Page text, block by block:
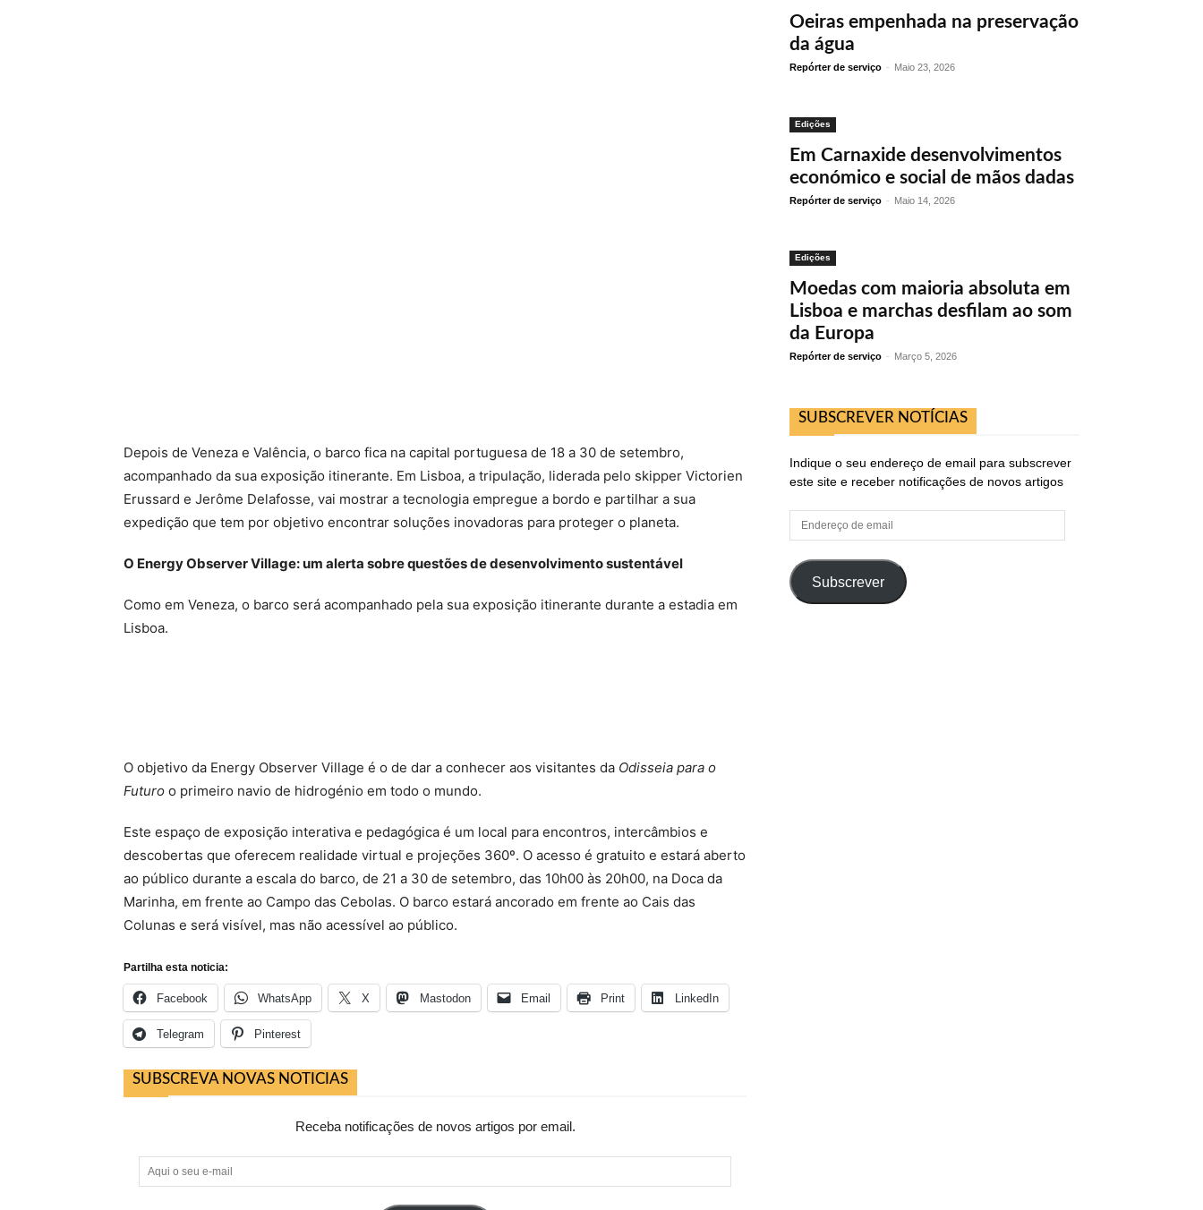
Depois de Veneza e Valência, o barco fica na capital portuguesa de 18 a 30 de setembro,
acompanhado da sua exposição itinerante. Em Lisboa, a tripulação, liderada pelo skipper Victorien
Erussard e Jerôme Delafosse, vai mostrar a tecnologia empregue a bordo e partilhar a sua
expedição que tem por objetivo encontrar soluções inovadoras para proteger o planeta.
O Energy Observer Village: um alerta sobre questões de desenvolvimento sustentável
Como em Veneza, o barco será acompanhado pela sua exposição itinerante durante a estadia em
Lisboa.
O objetivo da Energy Observer Village é o de dar a conhecer aos visitantes da Odisseia para o
Futuro o primeiro navio de hidrogénio em todo o mundo.
Este espaço de exposição interativa e pedagógica é um local para encontros, intercâmbios e
descobertas que oferecem realidade virtual e projeções 360º. O acesso é gratuito e estará aberto
ao público durante a escala do barco, de 21 a 30 de setembro, das 10h00 às 20h00, na Doca da
Marinha, em frente ao Campo das Cebolas. O barco estará ancorado em frente ao Cais das
Colunas e será visível, mas não acessível ao público.
Partilha esta noticia:
Facebook WhatsApp X Mastodon Email Print LinkedIn
Telegram Pinterest
SUBSCREVA NOVAS NOTICIAS
Receba notificações de novos artigos por email.
Aqui
o
Oeiras empenhada na preservação
da água
Repórter de serviço - Maio 23, 2026
Edições
Em Carnaxide desenvolvimentos
económico e social de mãos dadas
Repórter de serviço - Maio 14, 2026
Edições
Moedas com maioria absoluta em
Lisboa e marchas desfilam ao som
da Europa
Repórter de serviço - Março 5, 2026
SUBSCREVER NOTÍCIAS
Indique o seu endereço de email para subscrever
este site e receber notificações de novos artigos
Endereço
de
Subscrever